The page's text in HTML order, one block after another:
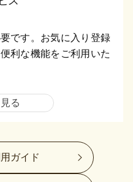
です。お気に入り登録
利な機能をご利用いた
る
ガイド